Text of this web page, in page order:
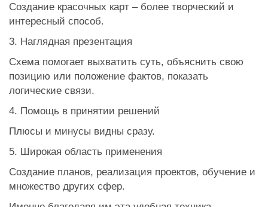
Создание красочных карт – более творческий и
интересный способ.
3. Наглядная презентация
Схема помогает выхватить суть, объяснить свою
позицию или положение фактов, показать
логические связи.
4. Помощь в принятии решений
Плюсы и минусы видны сразу.
5. Широкая область применения
Создание планов, реализация проектов, обучение и
множество других сфер.